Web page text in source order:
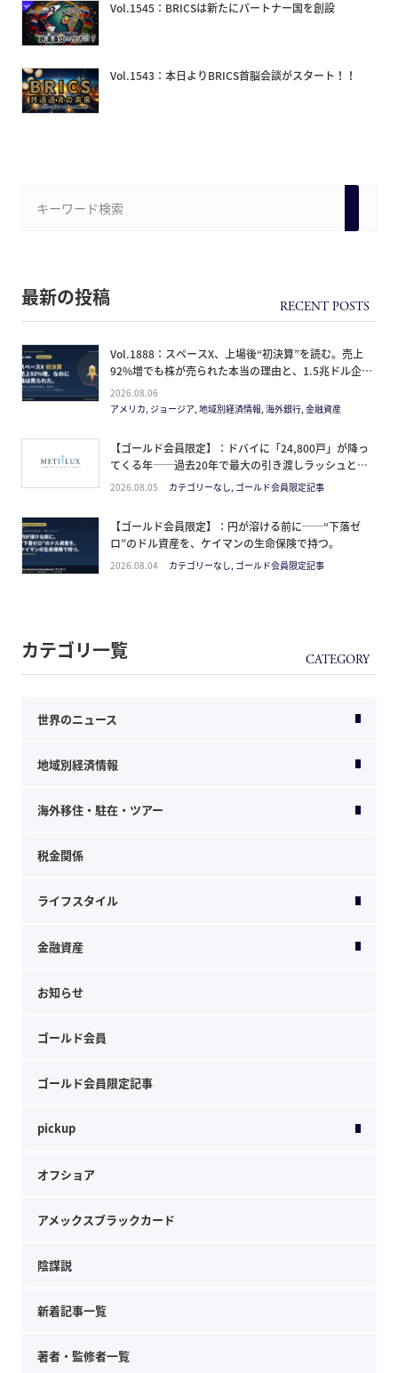
Vol.1545：BRICSは新たにパートナー国を創設
Vol.1543：本日よりBRICS首脳会談がスタート！！
最新の投稿
Vol.1888：スペースX、上場後“初決算”を読む。売上
92%増でも株が売られた本当の理由と、1.5兆ドル企業
の買い方。
2026.08.06
アメリカ, ジョージア, 地域別経済情報, 海外銀行, 金融資産
【ゴールド会員限定】：ドバイに「24,800戸」が降っ
てくる年──過去20年で最大の引き渡しラッシュと、
ミサイルが崩した“安全神話”。2027年の供給ピーク
2026.08.05 カテゴリーなし, ゴールド会員限定記事
【ゴールド会員限定】：円が溶ける前に──“下落ゼ
ロ”のドル資産を、ケイマンの生命保険で持つ。
2026.08.04 カテゴリーなし, ゴールド会員限定記事
カテゴリ一覧
世界のニュース
地域別経済情報
海外移住・駐在・ツアー
税金関係
ライフスタイル
金融資産
お知らせ
ゴールド会員
ゴールド会員限定記事
pickup
オフショア
アメックスブラックカード
陰謀説
新着記事一覧
著者・監修者一覧